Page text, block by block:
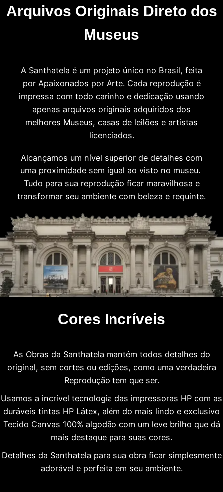
Arquivos Originais Direto dos
Museus
A Santhatela é um projeto único no Brasil, feita
por Apaixonados por Arte. Cada reprodução é
impressa com todo carinho e dedicação usando
apenas arquivos originais adquiridos dos
melhores Museus, casas de leilões e artistas
licenciados.
Alcançamos um nível superior de detalhes com
uma proximidade sem igual ao visto no museu.
Tudo para sua reprodução ficar maravilhosa e
transformar seu ambiente com beleza e requinte.
Cores Incríveis
As Obras da Santhatela mantém todos detalhes do
original, sem cortes ou edições, como uma verdadeira
Reprodução tem que ser.
Usamos a incrível tecnologia das impressoras HP com as
duráveis tintas HP Látex, além do mais lindo e exclusivo
Tecido Canvas 100% algodão com um leve brilho que dá
mais destaque para suas cores.
Detalhes da Santhatela para sua obra ficar simplesmente
adorável e perfeita em seu ambiente.